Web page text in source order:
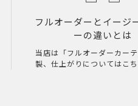
フルオーダーとイージ
ーの違いとは
当店は「フルオーダーカー
製、仕上がりについてはこち